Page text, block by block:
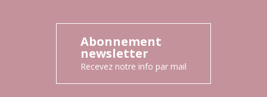
Abonnement
newsletter
Recevez notre info par mail